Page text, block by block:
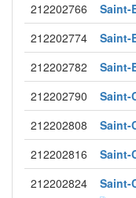
212202766 Saint-
212202774 Saint-
212202782 Saint-
212202790 Saint-
212202808 Saint-
212202816 Saint-
212202824 Saint-